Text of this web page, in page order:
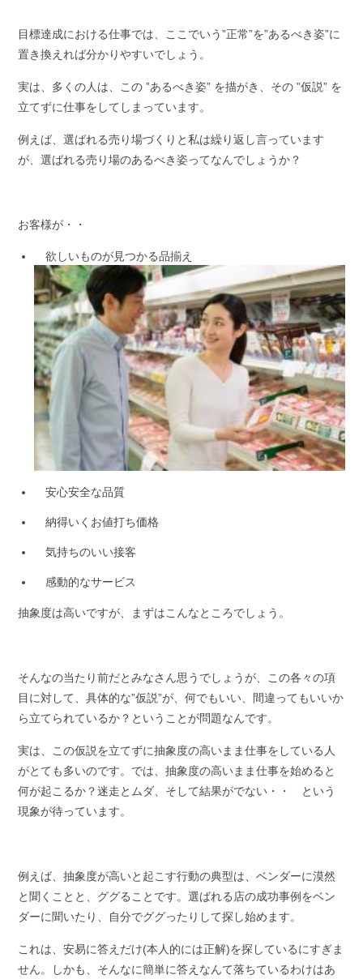
目標達成における仕事では、ここでいう”正常”を”あるべき姿”に
置き換えれば分かりやすいでしょう。
実は、多くの人は、この ”あるべき姿” を描がき、その ”仮説” を
立てずに仕事をしてしまっています。
例えば、選ばれる売り場づくりと私は繰り返し言っています
が、選ばれる売り場のあるべき姿ってなんでしょうか？
お客様が・・
欲しいものが見つかる品揃え
安心安全な品質
納得いくお値打ち価格
気持ちのいい接客
感動的なサービス
抽象度は高いですが、まずはこんなところでしょう。
そんなの当たり前だとみなさん思うでしょうが、この各々の項
目に対して、具体的な”仮説”が、何でもいい、間違ってもいいか
ら立てられているか？ということが問題なんです。
実は、この仮説を立てずに抽象度の高いまま仕事をしている人
がとても多いのです。では、抽象度の高いまま仕事を始めると
何が起こるか？迷走とムダ、そして結果がでない・・ という
現象が待っています。
例えば、抽象度が高いと起こす行動の典型は、ベンダーに漠然
と聞くことと、ググることです。選ばれる店の成功事例をベン
ダーに聞いたり、自分でググったりして探し始めます。
これは、安易に答えだけ(本人的には正解)を探しているにすぎま
せん。しかも、そんなに簡単に答えなんて落ちているわけはあ